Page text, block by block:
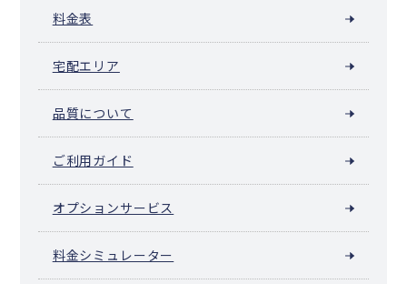
料金表
宅配エリア
品質について
ご利用ガイド
オプションサービス
料金シミュレーター